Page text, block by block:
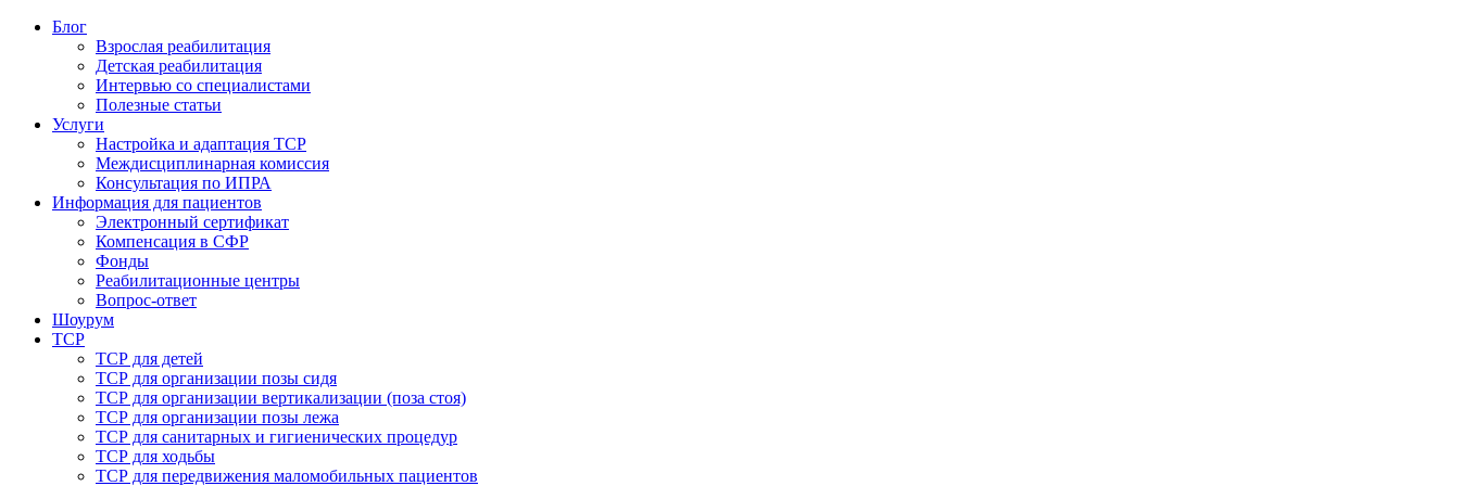
Блог
Взрослая реабилитация
Детская реабилитация
Интервью со специалистами
Полезные статьи
Услуги
Настройка и адаптация ТСР
Междисциплинарная комиссия
Консультация по ИПРА
Информация для пациентов
Электронный сертификат
Компенсация в СФР
Фонды
Реабилитационные центры
Вопрос-ответ
Шоурум
ТСР
ТСР для детей
ТСР для организации позы сидя
ТСР для организации вертикализации (поза стоя)
ТСР для организации позы лежа
ТСР для санитарных и гигиенических процедур
ТСР для ходьбы
ТСР для передвижения маломобильных пациентов